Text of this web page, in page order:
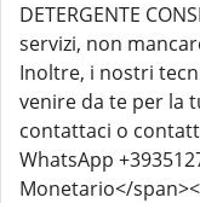
DETERGENTE
servizi, non
Inoltre, i nostri
venire da te per la
contattaci o
WhatsApp
Monetario</